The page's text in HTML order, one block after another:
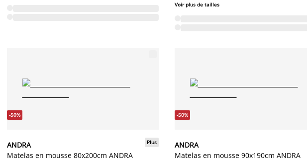
Voir plus de tailles
-50%
ANDRA
Matelas en mousse 80x200cm ANDRA
Plus
-50%
ANDRA
Matelas en mousse 90x190cm ANDRA